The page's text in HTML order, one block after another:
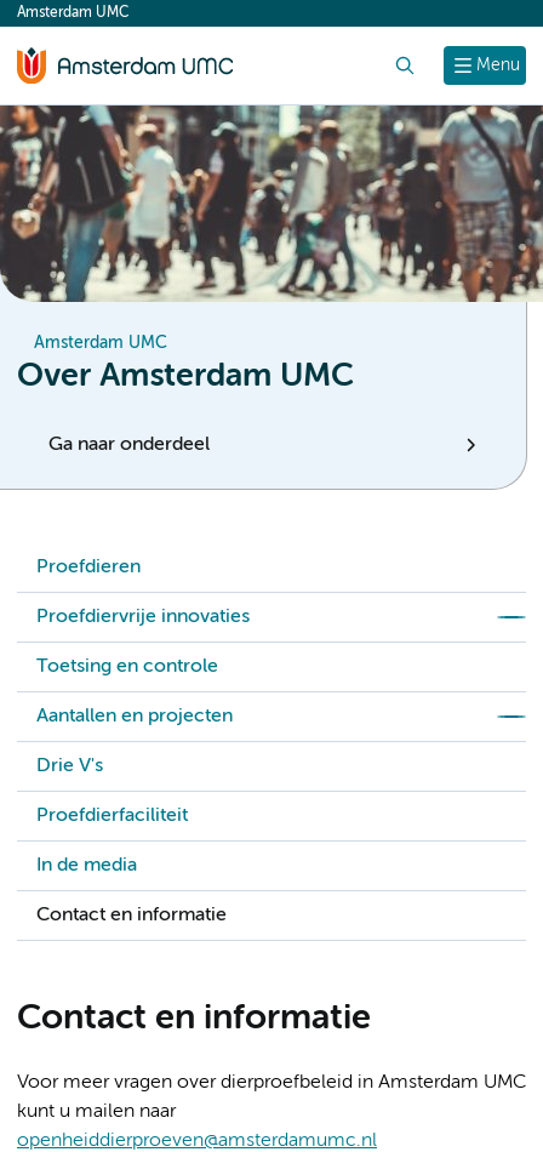
content
Menu
Amsterdam UMC
Amsterdam UMC
Over Amsterdam UMC
Ga naar onderdeel
Proefdieren
Proefdiervrije innovaties
Toetsing en controle
Aantallen en projecten
Drie V's
Proefdierfaciliteit
In de media
Contact en informatie
Contact en informatie
Voor meer vragen over dierproefbeleid in Amsterdam UMC
kunt u mailen naar
openheiddierproeven@amsterdamumc.nl